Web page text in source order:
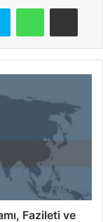
Fazileti ve